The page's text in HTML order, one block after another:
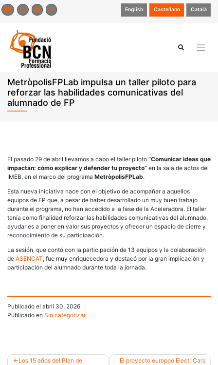
Saltar
al
English Castellano Català
MetròpolisFPLab impulsa un taller piloto para
reforzar las habilidades comunicativas del
alumnado de FP
El pasado 29 de abril llevamos a cabo el taller piloto “Comunicar ideas que
impactan: cómo explicar y defender tu proyecto” en la sala de actos del
IMEB, en el marco del programa MetròpolisFPLab.
Esta nueva iniciativa nace con el objetivo de acompañar a aquellos
equipos de FP que, a pesar de haber desarrollado un muy buen trabajo
durante el programa, no han accedido a la fase de la Aceleradora. El taller
tenía como finalidad reforzar las habilidades comunicativas del alumnado,
ayudarles a poner en valor sus proyectos y ofrecer un espacio de cierre y
reconocimiento de su participación.
La sesión, que contó con la participación de 13 equipos y la colaboración
de ASENCAT, fue muy enriquecedora y destacó por la gran implicación y
participación del alumnado durante toda la jornada.
Publicado el abril 30, 2026
Publicado en Sin categorizar
Los 15 años del Plan de
El proyecto europeo ElectriCars